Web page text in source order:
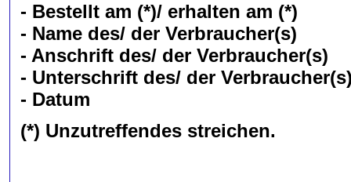
- Bestellt am (*)/ erhalten am (*)
- Name des/ der Verbraucher(s)
- Anschrift des/ der Verbraucher(s)
- Unterschrift des/ der
- Datum
(*) Unzutreffendes streichen.